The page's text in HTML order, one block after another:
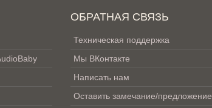
ОБРАТНАЯ СВЯЗЬ
Техническая поддержка
Мы ВКонтакте
Написать нам
Оставить замечание/предложение